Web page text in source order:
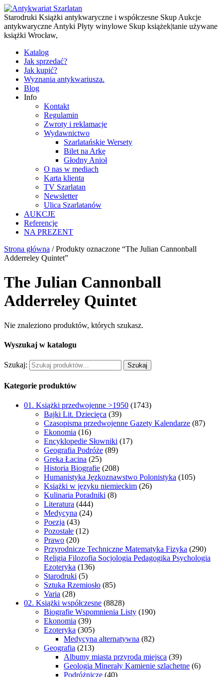
Starodruki Książki antykwaryczne i współczesne Skup Aukcje
antykwaryczne Antyki Płyty winylowe Skup książek|tanie używane
książki Wrocław,
Katalog
Jak sprzedać?
Jak kupić?
Wyznania antykwariusza.
Blog
Info
Kontakt
Regulamin
Zwroty i reklamacje
Wydawnictwo
Szarlatańskie Wersety
Bilet na Arkę
Głodny Anioł
O nas w mediach
Karta klienta
TV Szarlatan
Newsletter
Ulica Szarlatanów
AUKCJE
Referencje
NA PREZENT
Strona główna / Produkty oznaczone “The Julian Cannonball
Adderreley Quintet”
The Julian Cannonball
Adderreley Quintet
Nie znaleziono produktów, których szukasz.
Wyszukaj w katalogu
Szukaj: Szukaj
Kategorie produktów
01. Książki przedwojenne >1950 (1743)
Bajki Lit. Dziecięca (39)
Czasopisma przedwojenne Gazety Kalendarze (87)
Ekonomia (16)
Encyklopedie Słowniki (17)
Geografia Podróże (89)
Greka Łacina (25)
Historia Biografie (208)
Humanistyka Jęzkoznawstwo Polonistyka (105)
Książki w języku niemieckim (26)
Kulinaria Poradniki (8)
Literatura (444)
Medycyna (24)
Poezja (43)
Pozostałe (12)
Prawo (20)
Przyrodnicze Techniczne Matematyka Fizyka (290)
Religia Filozofia Socjologia Pedagogika Psychologia
Ezoteryka (136)
Starodruki (5)
Sztuka Rzemiosło (85)
Varia (28)
02. Książki współczesne (8828)
Biografie Wspomnienia Listy (190)
Ekonomia (39)
Ezoteryka (305)
Medycyna alternatywna (82)
Geografia (213)
Albumy miasta przyroda miejsca (39)
Geologia Minerały Kamienie szlachetne (6)
Podróżnicze (40)